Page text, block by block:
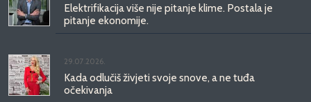
Elektrifikacija više nije pitanje klime. Postala je
pitanje ekonomije.
29.07.2026.
Kada odlučiš živjeti svoje snove, a ne tuđa
očekivanja